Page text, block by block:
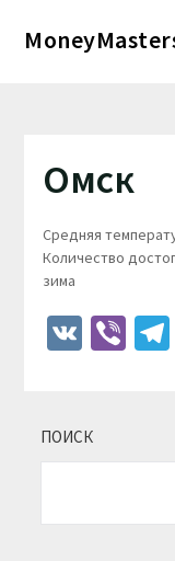
Омск
Средняя
Количество
зима
VK
ПОИСК